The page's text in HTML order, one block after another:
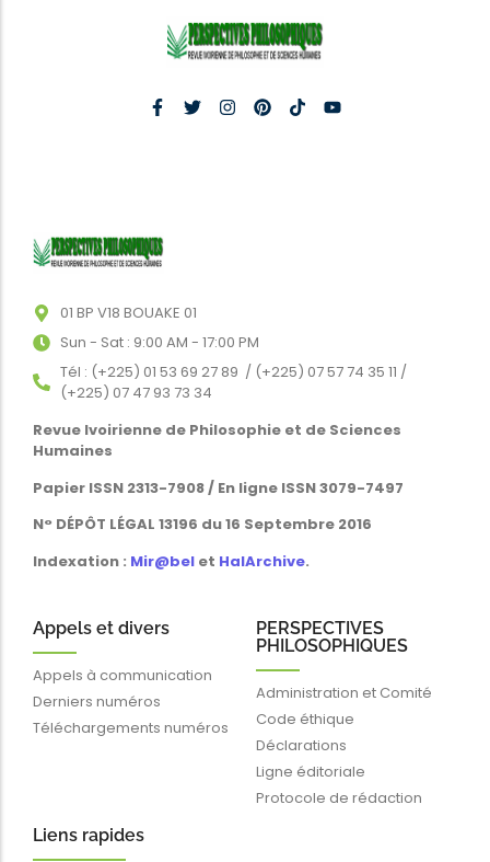
01 BP V18 BOUAKE 01
Sun - Sat : 9:00 AM - 17:00 PM
Tél : (+225) 01 53 69 27 89 / (+225) 07 57 74 35 11 /
(+225) 07 47 93 73 34
Revue Ivoirienne de Philosophie et de Sciences
Humaines
Papier ISSN 2313-7908 / En ligne ISSN 3079-7497
N° DÉPÔT LÉGAL 13196 du 16 Septembre 2016
Indexation : Mir@bel et HalArchive.
Appels et divers
Appels à communication
Derniers numéros
Téléchargements numéros
PERSPECTIVES
PHILOSOPHIQUES
Administration et Comité
Code éthique
Déclarations
Ligne éditoriale
Protocole de rédaction
Liens rapides